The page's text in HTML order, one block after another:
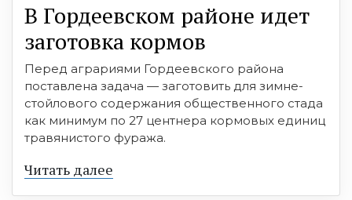
В Гордеевском районе идет
заготовка кормов
Перед аграриями Гордеевского района
поставлена задача — заготовить для зимне-
стойлового содержания общественного стада
как минимум по 27 центнера кормовых единиц
травянистого фуража.
Читать далее